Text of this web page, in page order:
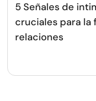
5 Señales de
cruciales para la
relaciones